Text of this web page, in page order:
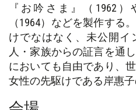
『お吟さま』（1962
（1964）などを製作する
けでなはなく、未公開イ
人・家族からの証言を通
においても自由であり、
女性の先駆けである岸惠子